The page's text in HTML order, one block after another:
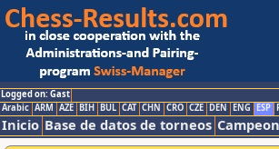
Logged on: Gast
Arabic ARM AZE BIH BUL CAT CHN CRO CZE DEN ENG ESP
Inicio Base de datos de torneos